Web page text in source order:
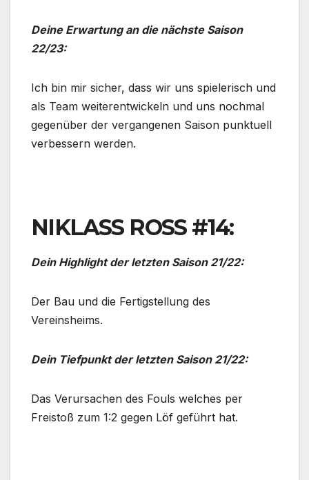
Deine Erwartung an die nächste Saison
22/23:
Ich bin mir sicher, dass wir uns spielerisch und
als Team weiterentwickeln und uns nochmal
gegenüber der vergangenen Saison punktuell
verbessern werden.
NIKLASS ROSS #14:
Dein Highlight der letzten Saison 21/22:
Der Bau und die Fertigstellung des
Vereinsheims.
Dein Tiefpunkt der letzten Saison 21/22:
Das Verursachen des Fouls welches per
Freistoß zum 1:2 gegen Löf geführt hat.